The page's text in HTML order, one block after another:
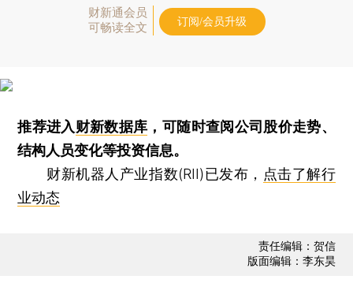
财新通会员
可畅读全文
订阅/会员升级
推荐进入财新数据库 ，可随时查阅公司股价走势、
结构人员变化等投资信息。
财新机器人产业指数(RII)已发布， 点击了解行
业动态
责任编辑：贺信
版面编辑：李东昊